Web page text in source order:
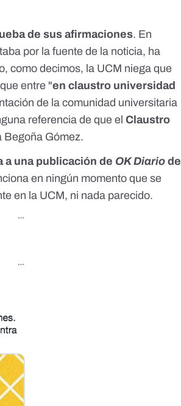
de sus afirmaciones. En
por la fuente de la noticia, ha
como decimos, la UCM niega que
entre "en claustro universidad
de la comunidad universitaria
referencia de que elClaustro
Begoña Gómez.
a unapublicación de OK Diario de
en ningún momento que se
en la UCM, ni nada parecido.